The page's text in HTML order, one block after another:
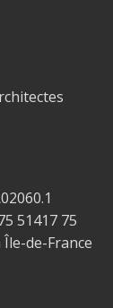
51417 75
de-France